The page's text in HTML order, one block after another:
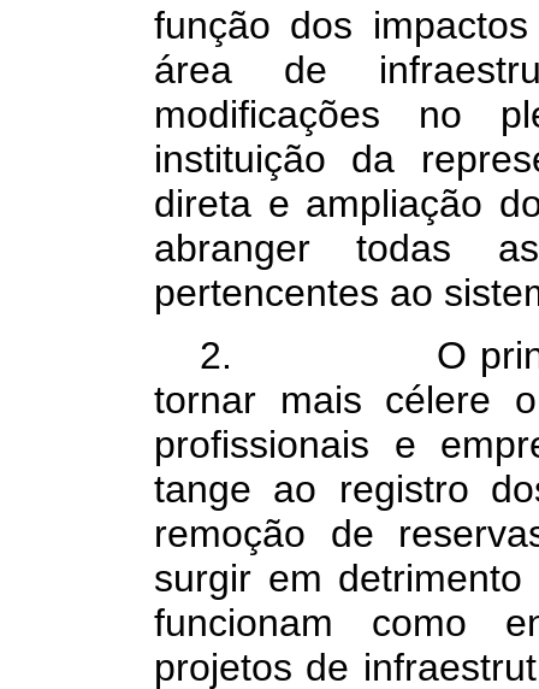
função dos
área de
modificações no
instituição da
direta e ampliação
abranger todas
pertencentes ao
2. O principal
tornar mais célere
profissionais e
tange ao registro
remoção de
surgir em
funcionam como
projetos de